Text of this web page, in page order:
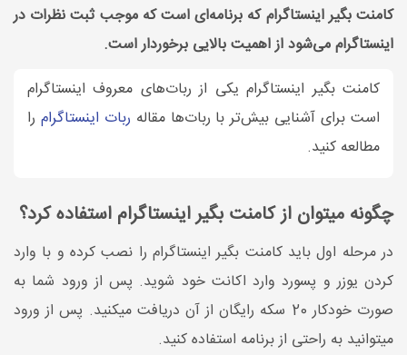
کامنت بگیر اینستاگرام که برنامه‌ای است که موجب ثبت نظرات در
اینستاگرام می‌شود از اهمیت بالایی برخوردار است.
کامنت بگیر اینستاگرام یکی از ربات‌های معروف اینستاگرام
است برای آشنایی بیش‌تر با ربات‌ها مقاله ربات اینستاگرام را
مطالعه کنید.
چگونه میتوان از کامنت بگیر اینستاگرام استفاده کرد؟
در مرحله اول باید کامنت بگیر اینستاگرام را نصب کرده و با وارد
کردن یوزر و پسورد وارد اکانت خود شوید. پس از ورود شما به
صورت خودکار 20 سکه رایگان از آن دریافت میکنید. پس از ورود
میتوانید به راحتی از برنامه استفاده کنید.